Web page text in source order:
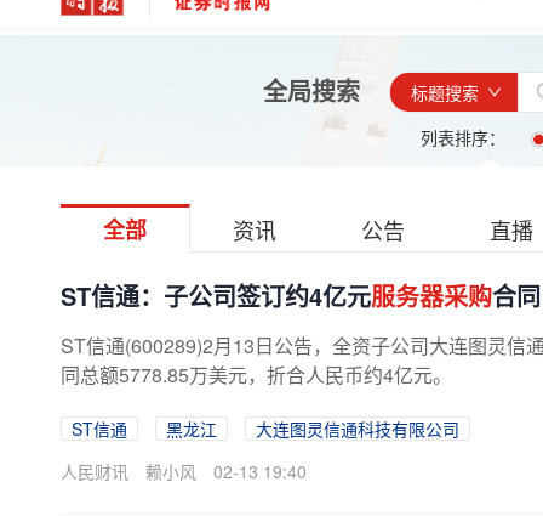
全局搜索
标题搜索
列表排序：
全部 资讯 公告 直播
ST信通：子公司签订约4亿元服务器采购合同
ST信通(600289)2月13日公告，全资子公司大连图灵信
同总额5778.85万美元，折合人民币约4亿元。
ST信通 黑龙江
大连图灵信通科技有限公司
人民财讯
赖小风 02-13 19:40